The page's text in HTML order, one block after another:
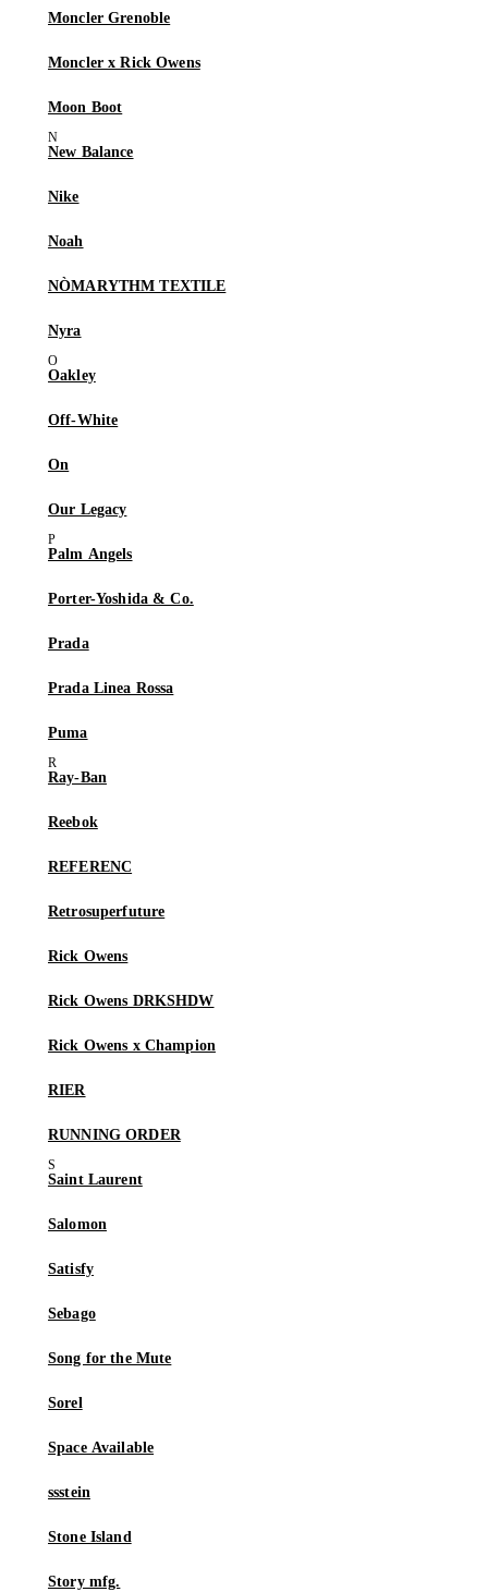
Moncler Grenoble
Moncler x Rick Owens
Moon Boot
New Balance
Nike
Noah
NÒMARYTHM TEXTILE
Nyra
Oakley
Off-White
On
Our Legacy
Palm Angels
Porter-Yoshida & Co.
Prada
Prada Linea Rossa
Puma
Ray-Ban
Reebok
REFERENC
Retrosuperfuture
Rick Owens
Rick Owens DRKSHDW
Rick Owens x Champion
RIER
RUNNING ORDER
Saint Laurent
Salomon
Satisfy
Sebago
Song for the Mute
Sorel
Space Available
ssstein
Stone Island
Story mfg.